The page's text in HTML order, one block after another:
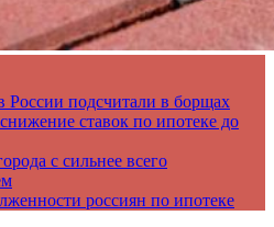
России подсчитали в борщах
ставок по ипотеке до
с сильнее всего
россиян по ипотеке